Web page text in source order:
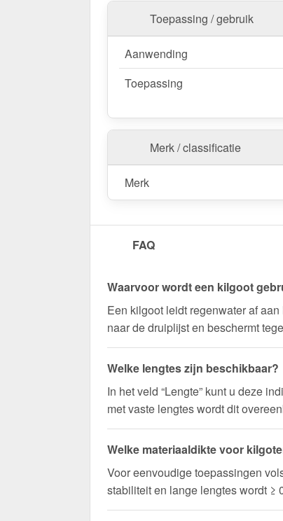
van een snelle levering!
Toepassing / gebruik
Aanwending
Toepassing
Merk / classificatie
Merk
FAQ
Waarvoor wordt een kilgoot
Een kilgoot leidt regenwater af
naar de druiplijst en beschermt
Welke lengtes zijn beschikbaar?
In het veld “Lengte” kunt u deze
met vaste lengtes wordt dit
Welke materiaaldikte voor
Voor eenvoudige toepassingen
stabiliteit en lange lengtes wordt ≥